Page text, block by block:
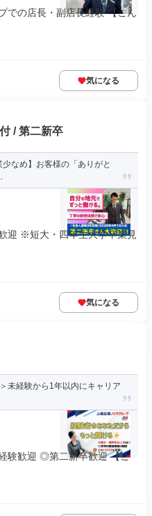
の店長・副店長経験 【こん
気になる
/ 第二新卒
なめ】お客様の「ありがと
迎 ※短大・四年生大学卒業見
気になる
未経験から1年以内にキャリア
験歓迎 ◎第二新卒歓迎 【こ